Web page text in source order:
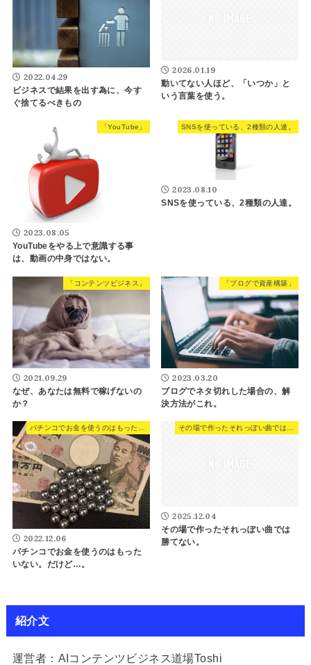
2022.04.29
ビジネスで結果を出す為に、今す
ぐ捨てるべきもの
2026.01.19
動いてない人ほど、「いつか」と
いう言葉を使う。
「YouTube」
2023.08.05
YouTubeをやる上で意識する事
は、動画の中身ではない。
SNSを使っている、2種類の人達。
2023.08.10
SNSを使っている、2種類の人達。
「コンテンツビジネス」
2021.09.29
なぜ、あなたは無料で稼げないの
か？
「ブログで資産構築」
2023.03.20
ブログでネタ切れした場合の、解
決方法がこれ。
2022.12.06
パチンコでお金を使うのはもった
いない。だけど…。
2025.12.04
その場で作ったそれっぽい曲では
勝てない。
紹介文
運営者：AIコンテンツビジネス道場Toshi